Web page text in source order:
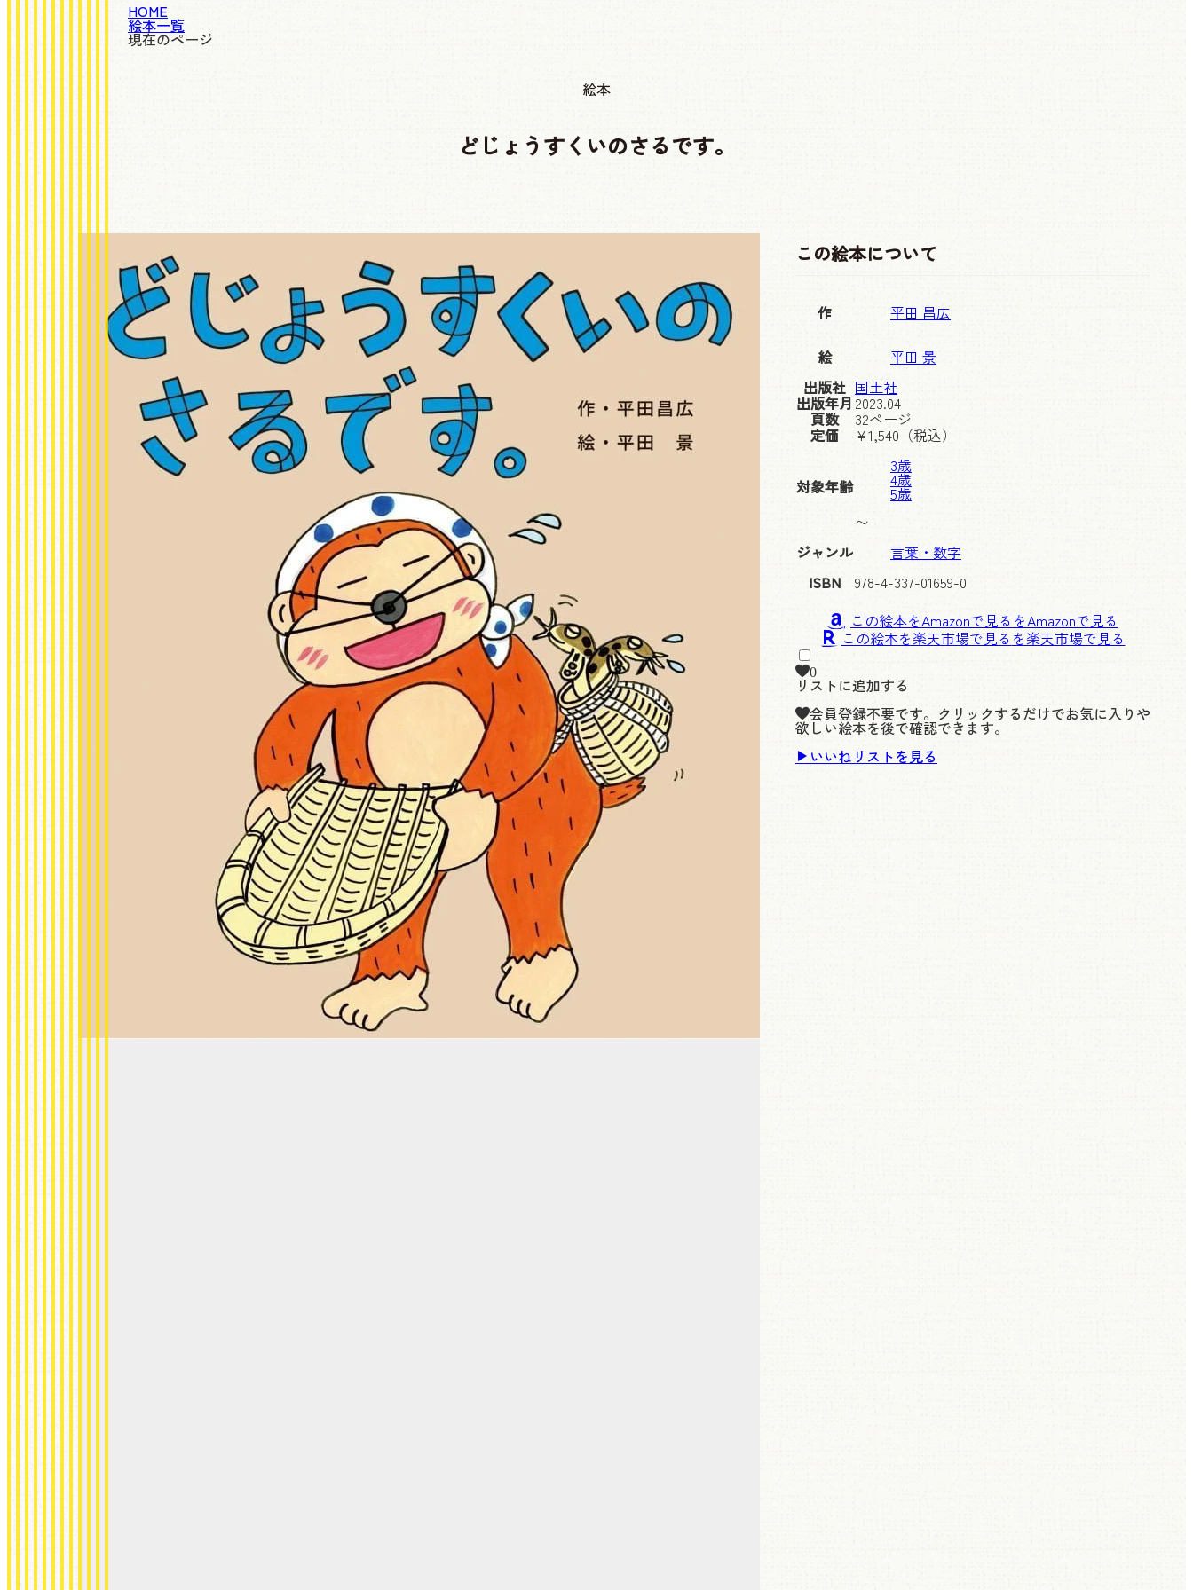
HOME
絵本一覧
現在のページ
絵本
どじょうすくいのさるです。
この絵本について
作 平田 昌広
絵
平田 景
出版社 国土社
出版年月 2023.04
頁数 32ページ
定価 ¥1,540 （税込）
対象年齢
3歳
4歳
5歳
〜
ジャンル
言葉・数字
ISBN
978-4-337-01659-0
この絵本をAmazonで見る
この絵本を楽天市場で見る
0
リストに追加する
会員登録不要です。クリックするだけでお気に入りや
欲しい絵本を後で確認できます。
いいねリストを見る